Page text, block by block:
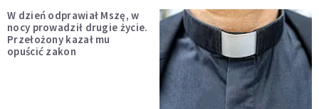
W dzień odprawiał Mszę, w
nocy prowadził drugie życie.
Przełożony kazał mu
opuścić zakon